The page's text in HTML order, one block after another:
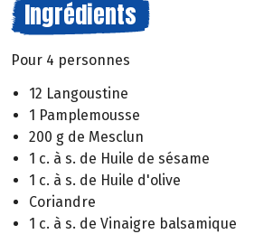
Ingrédients
Pour 4 personnes
12 Langoustine
1 Pamplemousse
200 g de Mesclun
1 c. à s. de Huile de sésame
1 c. à s. de Huile d'olive
Coriandre
1 c. à s. de Vinaigre balsamique